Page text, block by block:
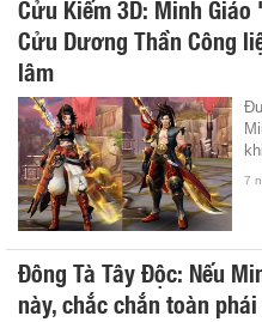
Cửu Kiếm 3D: Minh
Cửu Dương Thần Công
lâm
7
Đông Tà Tây Độc: Nếu
này, chắc chắn toàn